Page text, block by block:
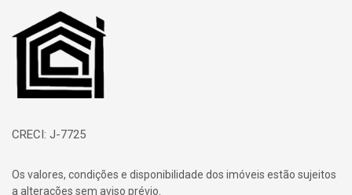
Página inicial
CRECI: J-7725
Os valores, condições e disponibilidade dos imóveis estão sujeitos
a alterações sem aviso prévio.